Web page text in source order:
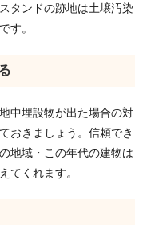
タンドの跡地は土壌汚染
す。
中埋設物が出た場合の対
おきましょう。信頼でき
地域・この年代の建物は
てくれます。